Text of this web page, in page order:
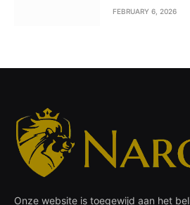
FEBRUARY 6, 2026
Onze website is toegewijd aan het